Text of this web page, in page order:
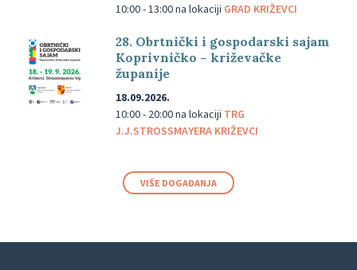
10:00 - 13:00na lokaciji GRAD KRIŽEVCI
28. Obrtnički i gospodarski sajam
Koprivničko – križevačke
županije
18.09.2026.
10:00 - 20:00na lokaciji TRG
J.J.STROSSMAYERA KRIŽEVCI
VIŠE DOGAĐANJA